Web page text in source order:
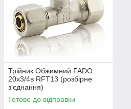
Трійник Обжимний FADO
20х3/4в RFT13 (розбірне
з'єднання)
Готово до відправки